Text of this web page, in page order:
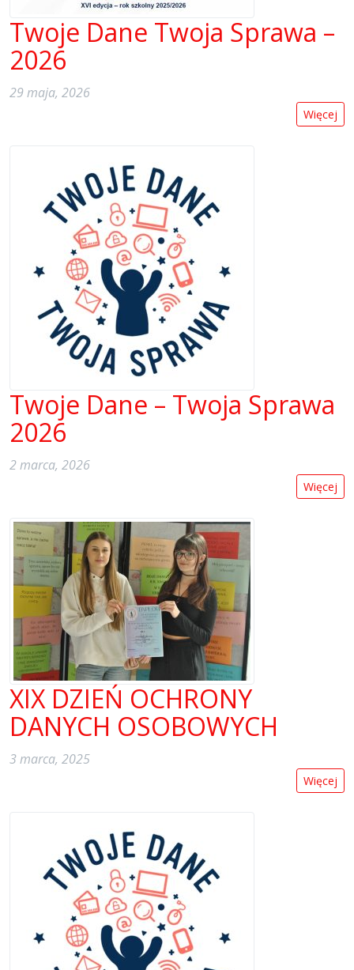
Twoje Dane Twoja Sprawa –
2026
29 maja, 2026
Więcej
Twoje Dane – Twoja Sprawa
2026
2 marca, 2026
Więcej
XIX DZIEŃ OCHRONY
DANYCH OSOBOWYCH
3 marca, 2025
Więcej